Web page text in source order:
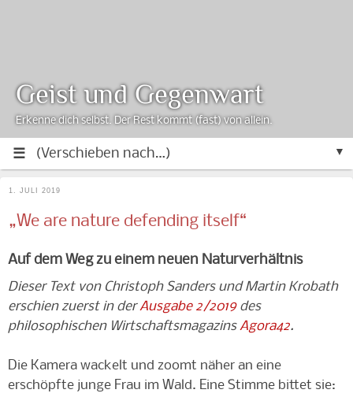
▼
Geist und Gegenwart
Erkenne dich selbst. Der Rest kommt (fast) von allein.
1. JULI 2019
„We are nature defending itself“
Auf dem Weg zu einem neuen Naturverhältnis
Dieser Text von Christoph Sanders und Martin Krobath
erschien zuerst in derAusgabe 2/2019des
philosophischen WirtschaftsmagazinsAgora42.
Die Kamera wackelt und zoomt näher an eine
erschöpfte junge Frau im Wald. Eine Stimme bittet sie: